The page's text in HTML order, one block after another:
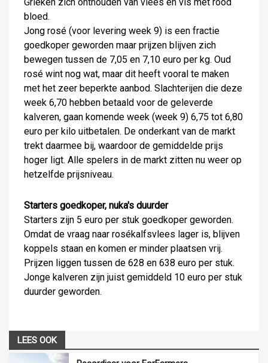
bloed.
Jong rosé (voor levering week 9) is een fractie
goedkoper geworden maar prijzen blijven zich
bewegen tussen de 7,05 en 7,10 euro per kg. Oud
rosé wint nog wat, maar dit heeft vooral te maken
met het zeer beperkte aanbod. Slachterijen die deze
week 6,70 hebben betaald voor de geleverde
kalveren, gaan komende week (week 9) 6,75 tot 6,80
euro per kilo uitbetalen. De onderkant van de markt
trekt daarmee bij, waardoor de gemiddelde prijs
hoger ligt. Alle spelers in de markt zitten nu weer op
hetzelfde prijsniveau.
Starters goedkoper, nuka's duurder
Starters zijn 5 euro per stuk goedkoper geworden.
Omdat de vraag naar rosékalfsvlees lager is, blijven
koppels staan en komen er minder plaatsen vrij.
Prijzen liggen tussen de 628 en 638 euro per stuk.
Jonge kalveren zijn juist gemiddeld 10 euro per stuk
duurder geworden.
LEES OOK